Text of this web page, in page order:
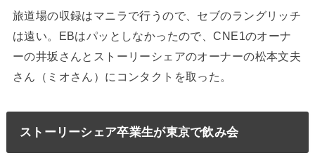
旅道場の収録はマニラで行うので、セブのラングリッチ
は遠い。EBはパッとしなかったので、CNE1のオーナ
ーの井坂さんとストーリーシェアのオーナーの松本文夫
さん（ミオさん）にコンタクトを取った。
ストーリーシェア卒業生が東京で飲み会